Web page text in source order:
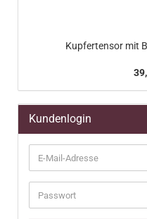
Kupfertensor mit
Kundenlogin
E-
Mail-
Adresse
Passwort